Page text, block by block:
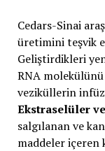
Cedars-Sinai
üretimini teşvik
Geliştirdikleri
RNA
veziküllerin
Ekstraselüler
salgılanan ve
maddeler içeren